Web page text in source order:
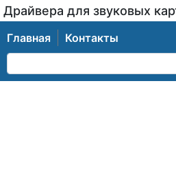
Драйвера для звуковых
Главная Контакты